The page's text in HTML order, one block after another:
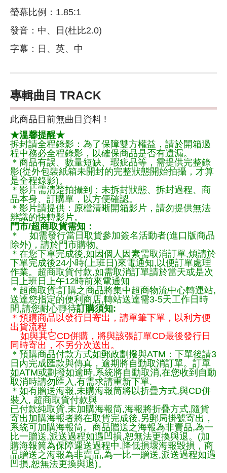
螢幕比例：1.85:1
發音：中、日(杜比2.0)
字幕：日、英、中
專輯曲目 TRACK
此商品目前無曲目資料 !
★溫馨提醒★
拆封請全程錄影：為了保障雙方權益，請於開箱過
程中務必全程錄影，以確保商品是否有遺漏。
＊商品有誤、數量短缺、瑕疵品等，需提供完整錄
影(從外包裝紙箱未開封的完整狀態開始拍攝，才算
是全程錄影)。
＊影片需清楚拍攝到：未拆封狀態、拆封過程、商
品本身、訂購單，以方便確認。
＊影片請提供：原檔清晰開箱影片，請勿提供無法
辨識的快轉影片。
門市/超商取貨需知：
＊ 如需發行當日取貨參加簽名活動者(進口版商品
除外)，請於門市購物。
＊在您下單完成後,如因個人因素需取消訂單,煩請於
下單完成後24小時(上班日)來電通知,以便訂單處理
作業。超商取貨付款,如需取消訂單請於當天或是次
日上班日上午12時前來電通知
＊超商取貨:訂購之商品將集中超商物流中心轉運站,
送達您指定的便利商店,轉站送達需3-5天工作日時
間,請您耐心靜待訂購須知:
＊預購商品以發行日寄出，請單筆下單，以利方便
出貨流程，
如與其它CD併購，將與該張訂單CD最後發行日
同時寄出，不另分次送出。
＊預購商品付款方式如郵政劃撥與ATM：下單後請3
日內完成匯款與傳真，逾期將自動取消訂單。訂單
如ATM或劃撥如逾時,系統將自動取消,在您收到自動
取消時請勿匯入,有需求請重新下單.
＊如有贈送海報,未購海報筒將以折疊方式,與CD併
裝入, 超商取貨付款與
已付款純取貨,未加購海報筒,海報將折疊方式,隨貨
寄出加購海報者將在取貨完成後,另郵局掛號寄出，
系統可加購海報筒。商品贈送之海報為非賣品,為一
比一贈送,派送過程如遇凹損,恕無法更換與退。(加
購海報筒為保障運送過程中.降低損壞海報毀損，商
品贈送之海報為非賣品,為一比一贈送,派送過程如遇
凹損,恕無法更換與退)。